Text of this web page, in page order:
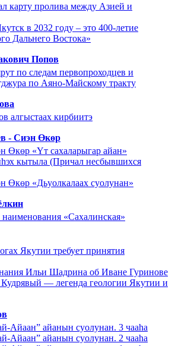
карту пролива между Азией и
в 2032 году – это 400-летие
Дальнего Востока»
Попов
по следам первопроходцев и
по Аяно-Майскому тракту
алгыстаах кирбиитэ
- Сиэн Өкөр
Өкөр «Үт сахаларыгар айан»
кытыла (Причал несбывшихся
Өкөр «Дьуолкалаах суолунан»
наименования «Сахалинская»
Якутии требует принятия
Ильи Шадрина об Иване Гуринове
— легенда геологии Якутии и
Айаан” айанын суолунан. 3 чааһа
Айаан” айанын суолунан. 2 чааһа